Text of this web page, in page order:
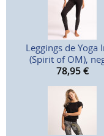
Leggings de Yoga
(Spirit of OM),
78,95 €